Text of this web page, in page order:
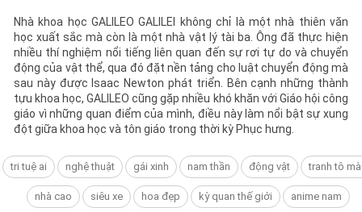
Nhà khoa học GALILEO GALILEI không chỉ là một nhà thiên văn
học xuất sắc mà còn là một nhà vật lý tài ba. Ông đã thực hiện
nhiều thí nghiệm nổi tiếng liên quan đến sự rơi tự do và chuyển
động của vật thể, qua đó đặt nền tảng cho luật chuyển động mà
sau này được Isaac Newton phát triển. Bên cạnh những thành
tựu khoa học, GALILEO cũng gặp nhiều khó khăn với Giáo hội công
giáo vì những quan điểm của mình, điều này làm nổi bật sự xung
đột giữa khoa học và tôn giáo trong thời kỳ Phục hưng.
tri tuệ ai nghệ thuật gái xinh nam thần động vật tranh tô
nhà cao siêu xe hoa đẹp kỳ quan thế giới anime nam